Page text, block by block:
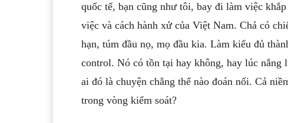
quốc tế, bạn cũng như tôi, bay đi làm việc
việc và cách hành xử của Việt Nam. Chả có
hạn, túm đầu nọ, mọ đầu kia. Làm kiểu đủ
control. Nó có tồn tại hay không, hay lúc nắng
ai đó là chuyện chẳng thể nào đoán nổi. Cả
trong vòng kiểm soát?